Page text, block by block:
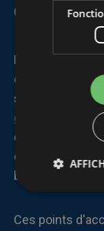
Les classes
capacité
salles de classe
cuisine
et des
et les
en conteneur
bâtiment
Ces points